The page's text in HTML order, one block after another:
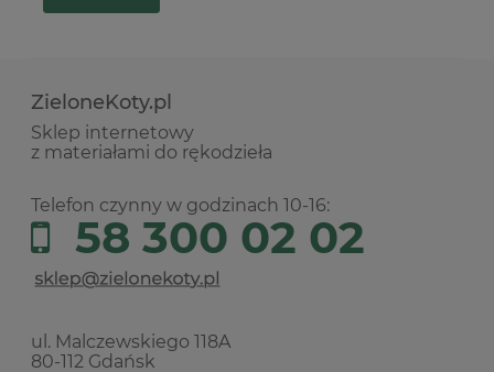
ZieloneKoty.pl
Sklep internetowy
z materiałami do rękodzieła
Telefon czynny w godzinach 10-16:
58 300 02 02
ul. Malczewskiego 118A
80-112 Gdańsk